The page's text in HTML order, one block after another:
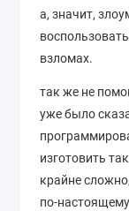
а, значит,
взломах.
так же не
уже было
изготовить
крайне
по-